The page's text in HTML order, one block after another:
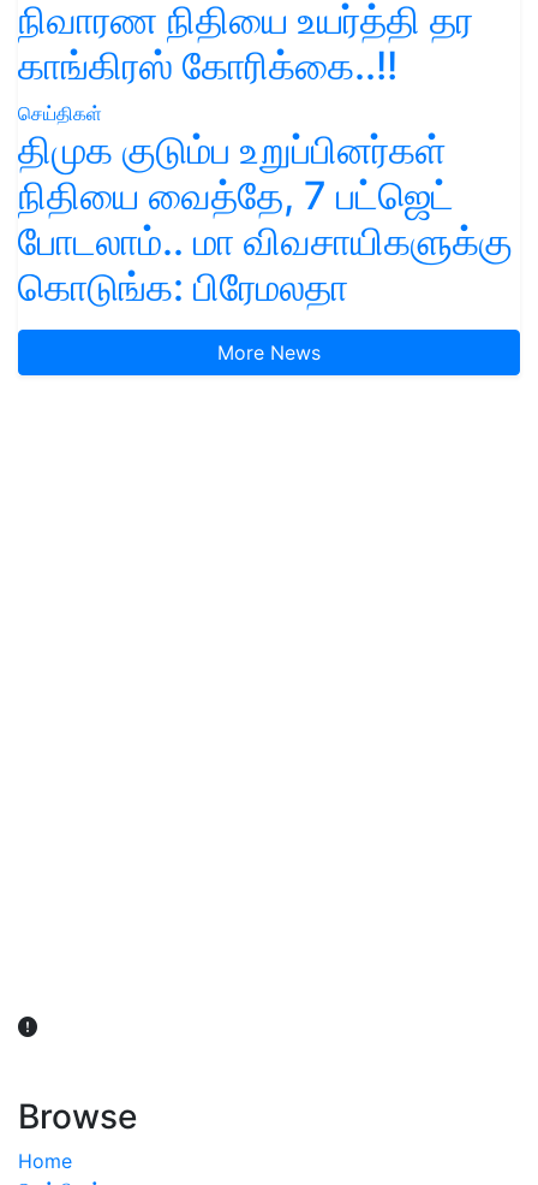
நிவாரண நிதியை உயர்த்தி தர
காங்கிரஸ் கோரிக்கை..!!
செய்திகள்
திமுக குடும்ப உறுப்பினர்கள்
நிதியை வைத்தே, 7 பட்ஜெட்
போடலாம்.. மா விவசாயிகளுக்கு
கொடுங்க: பிரேமலதா
More News
Browse
Home